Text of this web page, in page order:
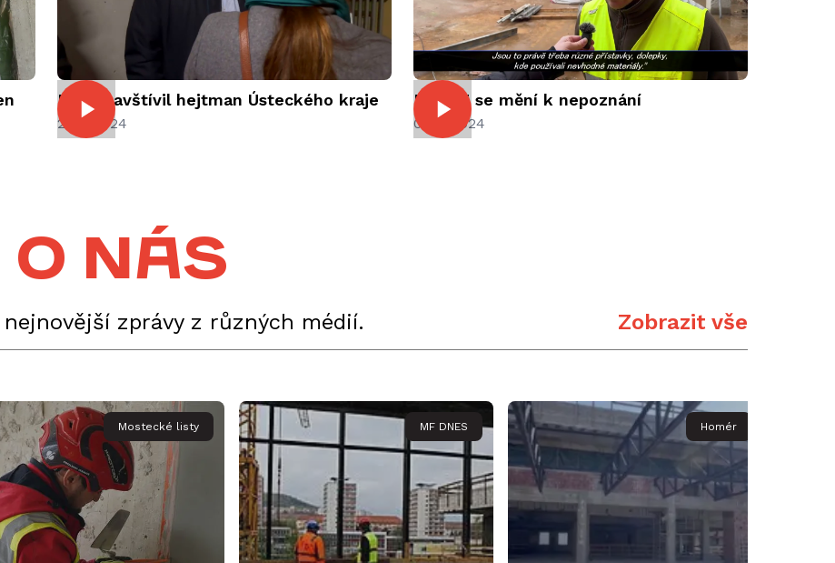
Most navštívil hejtman Ústeckého kraje
27.12.2024
REPRE se mění k nepoznání
09.12.2024
o nás
zprávy z různých médií. Zobrazit vše
Mostecké listy MF DNES Homér